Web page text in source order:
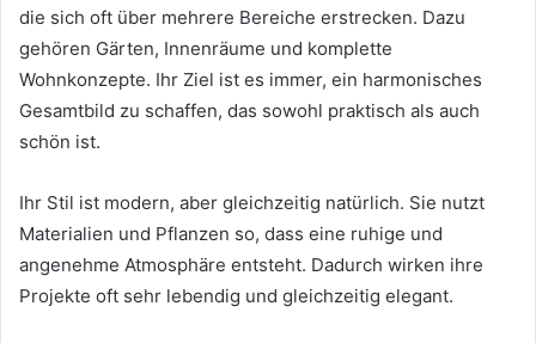
die sich oft über mehrere Bereiche erstrecken. Dazu
gehören Gärten, Innenräume und komplette
Wohnkonzepte. Ihr Ziel ist es immer, ein harmonisches
Gesamtbild zu schaffen, das sowohl praktisch als auch
schön ist.
Ihr Stil ist modern, aber gleichzeitig natürlich. Sie nutzt
Materialien und Pflanzen so, dass eine ruhige und
angenehme Atmosphäre entsteht. Dadurch wirken ihre
Projekte oft sehr lebendig und gleichzeitig elegant.